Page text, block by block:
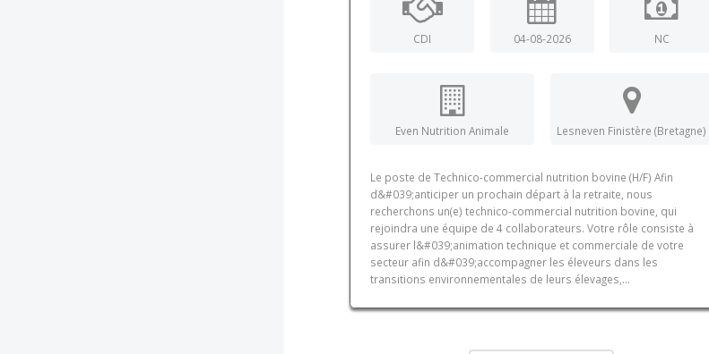
CDI 04-08-2026 NC
Even Nutrition Animale Lesneven Finistère (Bretagne)
Le poste de Technico-commercial nutrition bovine (H/F) Afin
d&#039;anticiper un prochain départ à la retraite, nous
recherchons un(e) technico-commercial nutrition bovine, qui
rejoindra une équipe de 4 collaborateurs. Votre rôle consiste à
assurer l&#039;animation technique et commerciale de votre
secteur afin d&#039;accompagner les éleveurs dans les
transitions environnementales de leurs élevages,...